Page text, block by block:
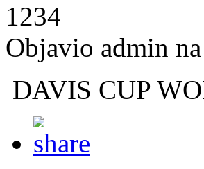
1234
Objavio admin
DAVIS CUP